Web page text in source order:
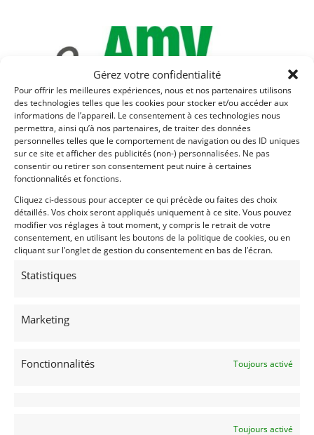
Gérez votre confidentialité
Pour offrir les meilleures expériences, nous et nos partenaires utilisons
des technologies telles que les cookies pour stocker et/ou accéder aux
informations de l’appareil. Le consentement à ces technologies nous
permettra, ainsi qu’à nos partenaires, de traiter des données
personnelles telles que le comportement de navigation ou des ID uniques
sur ce site et afficher des publicités (non-) personnalisées. Ne pas
consentir ou retirer son consentement peut nuire à certaines
fonctionnalités et fonctions.
Cliquez ci-dessous pour accepter ce qui précède ou faites des choix
détaillés. Vos choix seront appliqués uniquement à ce site. Vous pouvez
modifier vos réglages à tout moment, y compris le retrait de votre
consentement, en utilisant les boutons de la politique de cookies, ou en
cliquant sur l’onglet de gestion du consentement en bas de l’écran.
Statistiques
Marketing
Fonctionnalités Toujours activé
Toujours activé